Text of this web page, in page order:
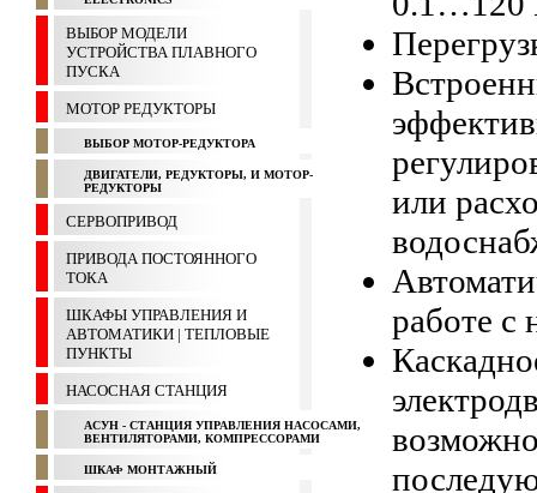
ВЫБОР МОДЕЛИ
УСТРОЙСТВА ПЛАВНОГО
ПУСКА
МОТОР РЕДУКТОРЫ
ВЫБОР МОТОР-РЕДУКТОРА
ДВИГАТЕЛИ, РЕДУКТОРЫ, И МОТОР-
РЕДУКТОРЫ
СЕРВОПРИВОД
ПРИВОДА ПОСТОЯННОГО
ТОКА
ШКАФЫ УПРАВЛЕНИЯ И
АВТОМАТИКИ | ТЕПЛОВЫЕ
ПУНКТЫ
НАСОСНАЯ СТАНЦИЯ
АСУН - СТАНЦИЯ УПРАВЛЕНИЯ НАСОСАМИ,
ВЕНТИЛЯТОРАМИ, КОМПРЕССОРАМИ
ШКАФ МОНТАЖНЫЙ
или
работе с